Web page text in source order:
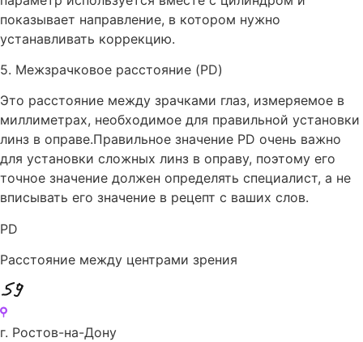
показывает направление, в котором нужно
устанавливать коррекцию.
5. Межзрачковое расстояние (PD)
Это расстояние между зрачками глаз, измеряемое в
миллиметрах, необходимое для правильной установки
линз в оправе.Правильное значение PD очень важно
для установки сложных линз в оправу, поэтому его
точное значение должен определять специалист, а не
вписывать его значение в рецепт с ваших слов.
PD
Расстояние между центрами зрения
Перейти
к
г. Ростов-на-Дону